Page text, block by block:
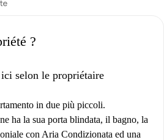
?
selon le propriétaire
in due più piccoli.
ha la sua porta blindata, il bagno, la
con Aria Condizionata ed una